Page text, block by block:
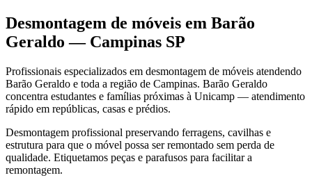
Desmontagem de móveis em Barão
Geraldo — Campinas SP
Profissionais especializados em desmontagem de móveis atendendo
Barão Geraldo e toda a região de Campinas. Barão Geraldo
concentra estudantes e famílias próximas à Unicamp — atendimento
rápido em repúblicas, casas e prédios.
Desmontagem profissional preservando ferragens, cavilhas e
estrutura para que o móvel possa ser remontado sem perda de
qualidade. Etiquetamos peças e parafusos para facilitar a
remontagem.